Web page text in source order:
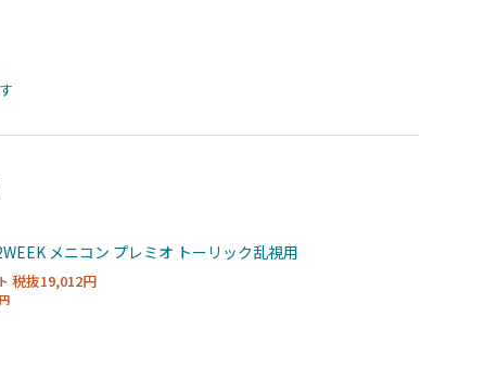
メニコン プレミオ トーリック乱視用
税抜19,012円